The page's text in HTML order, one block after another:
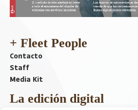
+ Fleet People
Contacto
Staff
Media Kit
La edición digital